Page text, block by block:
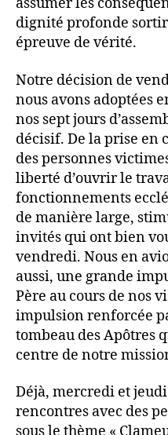
dignité profonde
épreuve de vérité.
Notre décision de
nous avons adoptées
nos sept jours
décisif. De la prise en
des personnes
liberté d’ouvrir le
fonctionnements
de manière large,
invités qui ont bien
vendredi. Nous en
aussi, une grande
Père au cours de nos
impulsion renforcée
tombeau des Apôtres
centre de notre
Déjà, mercredi et
rencontres avec des